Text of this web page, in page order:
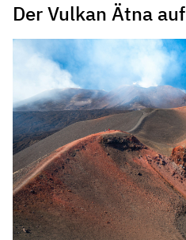
Der Vulkan Ätna